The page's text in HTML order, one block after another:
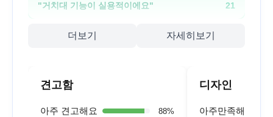
"거치대 기능이 실용적이에요" 21
더보기 자세히보기
견고함
아주 견고해요 88%
디자인
아주만족해요